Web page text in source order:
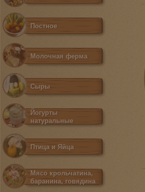
Постное
Молочная ферма
Сыры
Йогурты
натуральные
Птица и Яйца
Мясо крольчатина,
баранина, говядина